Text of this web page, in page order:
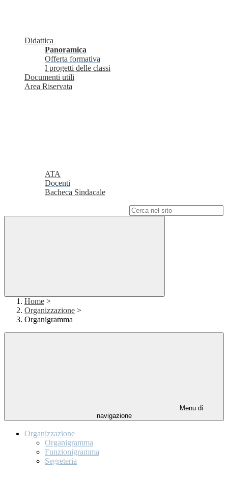
Didattica
Panoramica
Offerta formativa
I progetti delle classi
Documenti utili
Area Riservata
ATA
Docenti
Bacheca Sindacale
Home >
Organizzazione >
Organigramma
Menu di
navigazione
Organizzazione
Organigramma
Funzionigramma
Segreteria